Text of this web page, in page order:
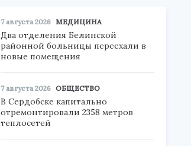
7 августа 2026 МЕДИЦИНА
Два отделения Белинской
районной больницы переехали в
новые помещения
7 августа 2026 ОБЩЕСТВО
В Сердобске капитально
отремонтировали 2358 метров
теплосетей